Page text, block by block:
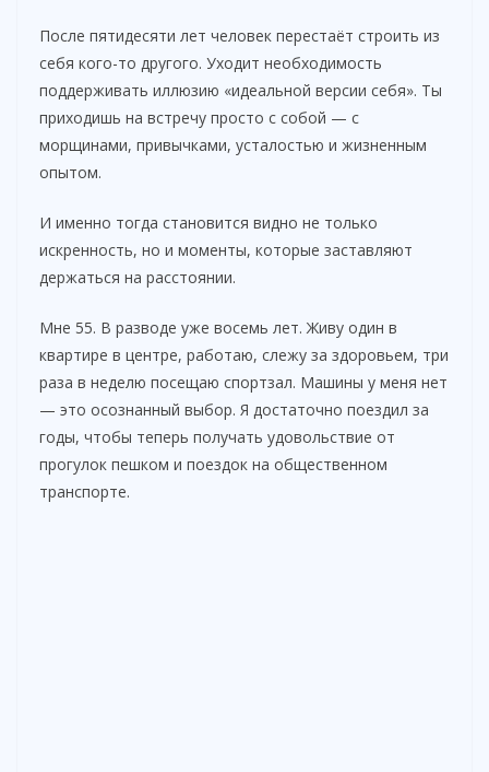
После пятидесяти лет человек перестаёт строить из
себя кого-то другого. Уходит необходимость
поддерживать иллюзию «идеальной версии себя». Ты
приходишь на встречу просто с собой — с
морщинами, привычками, усталостью и жизненным
опытом.
И именно тогда становится видно не только
искренность, но и моменты, которые заставляют
держаться на расстоянии.
Мне 55. В разводе уже восемь лет. Живу один в
квартире в центре, работаю, слежу за здоровьем, три
раза в неделю посещаю спортзал. Машины у меня нет
— это осознанный выбор. Я достаточно поездил за
годы, чтобы теперь получать удовольствие от
прогулок пешком и поездок на общественном
транспорте.